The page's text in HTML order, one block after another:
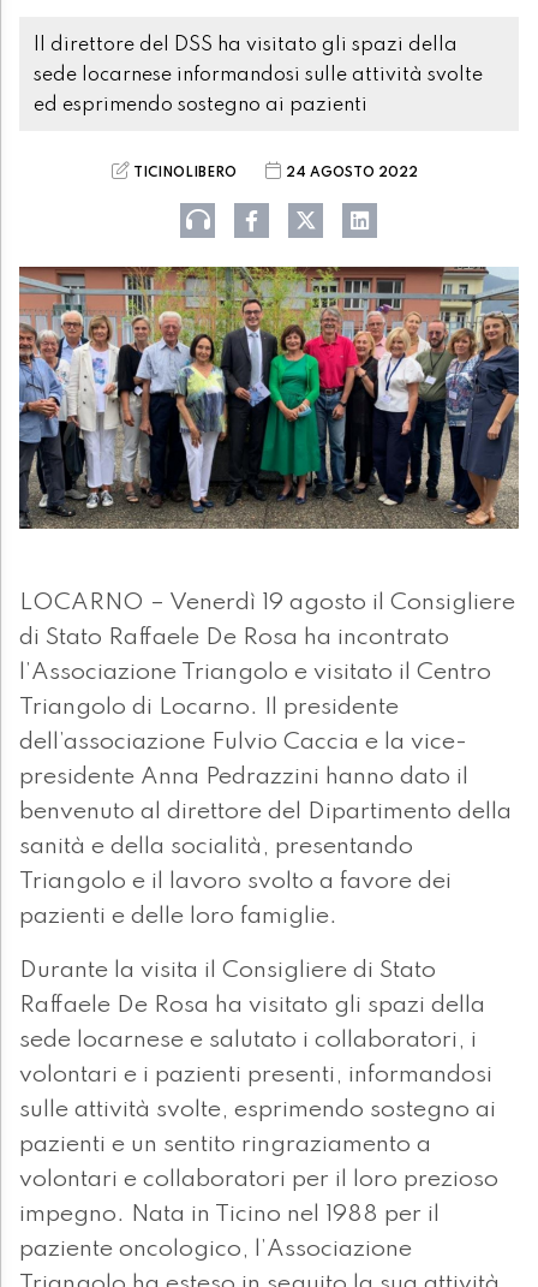
Il direttore del DSS ha visitato gli spazi della
sede locarnese informandosi sulle attività svolte
ed esprimendo sostegno ai pazienti
TICINOLIBERO 24 AGOSTO 2022
LOCARNO – Venerdì 19 agosto il Consigliere
di Stato Raffaele De Rosa ha incontrato
l’Associazione Triangolo e visitato il Centro
Triangolo di Locarno. Il presidente
dell’associazione Fulvio Caccia e la vice-
presidente Anna Pedrazzini hanno dato il
benvenuto al direttore del Dipartimento della
sanità e della socialità, presentando
Triangolo e il lavoro svolto a favore dei
pazienti e delle loro famiglie.
Durante la visita il Consigliere di Stato
Raffaele De Rosa ha visitato gli spazi della
sede locarnese e salutato i collaboratori, i
volontari e i pazienti presenti, informandosi
sulle attività svolte, esprimendo sostegno ai
pazienti e un sentito ringraziamento a
volontari e collaboratori per il loro prezioso
impegno. Nata in Ticino nel 1988 per il
paziente oncologico, l’Associazione